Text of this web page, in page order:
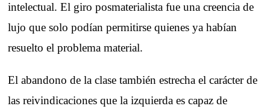
intelectual. El giro posmaterialista fue una creencia de
lujo que solo podían permitirse quienes ya habían
resuelto el problema material.
El abandono de la clase también estrecha el carácter de
las reivindicaciones que la izquierda es capaz de